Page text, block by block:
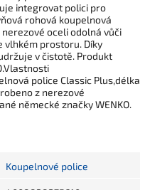
integrovat polici pro
rohová koupelnová
oceli odolná vůči
vlhkém prostoru. Díky
v čistotě. Produkt
police Classic Plus,délka
z nerezové
německé značky WENKO.
Koupelnové police